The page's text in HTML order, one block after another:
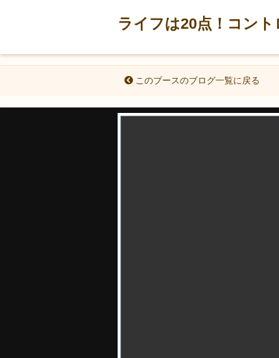
ライフは20点！コン
このブースのブログ一覧に戻る